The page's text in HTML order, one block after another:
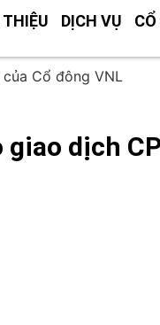
THIỆU DỊCH VỤ
Cổ đông VNL
giao dịch